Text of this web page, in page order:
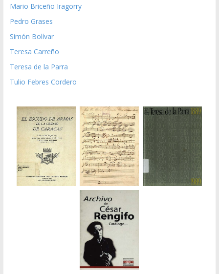
Mario Briceño Iragorry
Pedro Grases
Simón Bolívar
Teresa Carreño
Teresa de la Parra
Tulio Febres Cordero